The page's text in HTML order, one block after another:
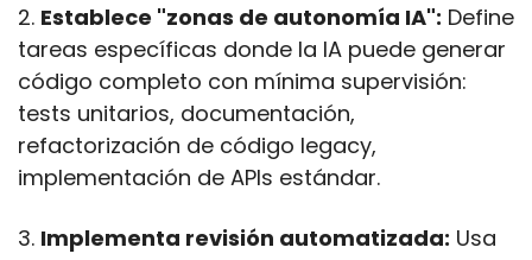
2. Establece "zonas de autonomía IA": Define
tareas específicas donde la IA puede generar
código completo con mínima supervisión:
tests unitarios, documentación,
refactorización de código legacy,
implementación de APIs estándar.
3. Implementa revisión automatizada: Usa